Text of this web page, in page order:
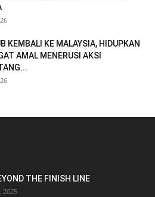
KEMBALI KE MALAYSIA, HIDUPKAN
AMAL MENERUSI AKSI
THE FINISH LINE
2025